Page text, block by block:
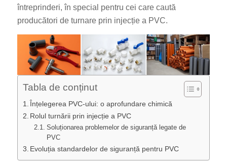
întreprinderi, în special pentru cei care caută
producători de turnare prin injecție a PVC.
Tabla de conținut
Înțelegerea PVC-ului: o aprofundare chimică
Rolul turnării prin injecție a PVC
Soluționarea problemelor de siguranță legate de
PVC
Evoluția standardelor de siguranță pentru PVC